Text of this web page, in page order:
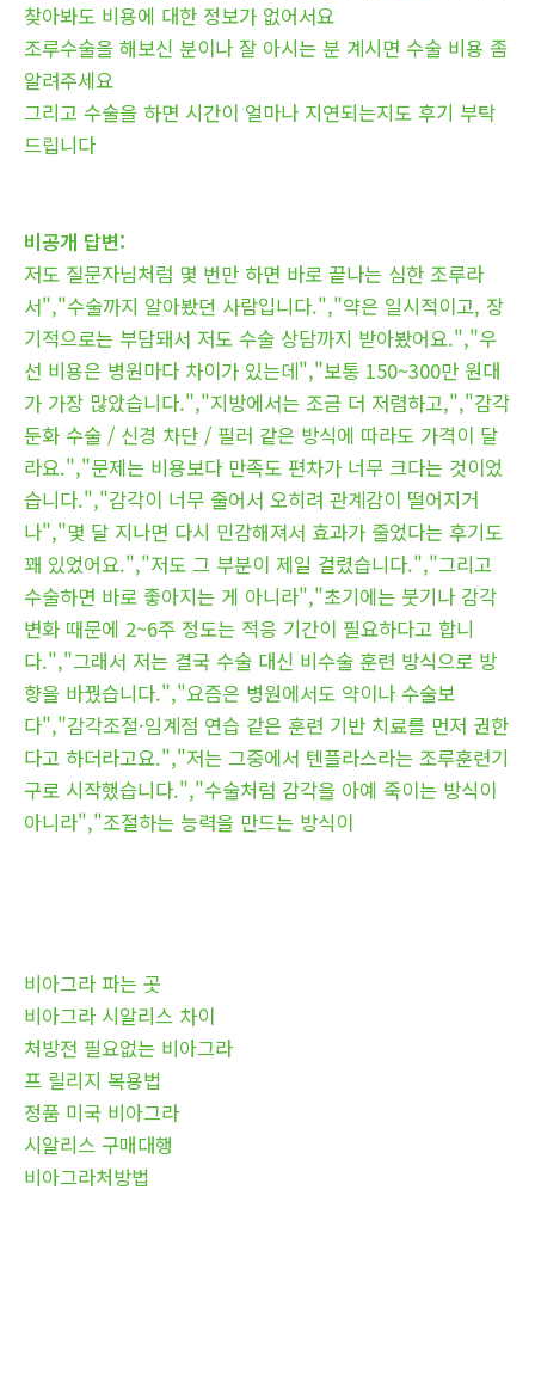
찾아봐도 비용에 대한 정보가 없어서요
조루수술을 해보신 분이나 잘 아시는 분 계시면 수술 비용 좀
알려주세요
그리고 수술을 하면 시간이 얼마나 지연되는지도 후기 부탁
드립니다
비공개 답변:
저도 질문자님처럼 몇 번만 하면 바로 끝나는 심한 조루라
서","수술까지 알아봤던 사람입니다.","약은 일시적이고, 장
기적으로는 부담돼서 저도 수술 상담까지 받아봤어요.","우
선 비용은 병원마다 차이가 있는데","보통 150~300만 원대
가 가장 많았습니다.","지방에서는 조금 더 저렴하고,","감각
둔화 수술 / 신경 차단 / 필러 같은 방식에 따라도 가격이 달
라요.","문제는 비용보다 만족도 편차가 너무 크다는 것이었
습니다.","감각이 너무 줄어서 오히려 관계감이 떨어지거
나","몇 달 지나면 다시 민감해져서 효과가 줄었다는 후기도
꽤 있었어요.","저도 그 부분이 제일 걸렸습니다.","그리고
수술하면 바로 좋아지는 게 아니라","초기에는 붓기나 감각
변화 때문에 2~6주 정도는 적응 기간이 필요하다고 합니
다.","그래서 저는 결국 수술 대신 비수술 훈련 방식으로 방
향을 바꿨습니다.","요즘은 병원에서도 약이나 수술보
다","감각조절·임계점 연습 같은 훈련 기반 치료를 먼저 권한
다고 하더라고요.","저는 그중에서 텐플라스라는 조루훈련기
구로 시작했습니다.","수술처럼 감각을 아예 죽이는 방식이
아니라","조절하는 능력을 만드는 방식이
비아그라 파는 곳
비아그라 시알리스 차이
처방전 필요없는 비아그라
프 릴리지 복용법
정품 미국 비아그라
시알리스 구매대행
비아그라처방법